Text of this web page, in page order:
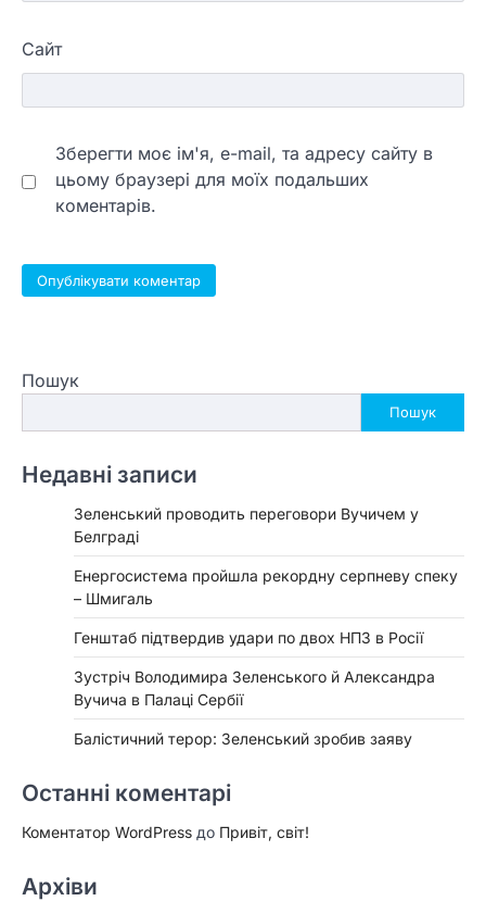
Сайт
Зберегти моє ім'я, e-mail, та адресу сайту в
цьому браузері для моїх подальших
коментарів.
Пошук
Пошук
Недавні записи
Зеленський проводить переговори Вучичем у
Белграді
Енергосистема пройшла рекордну серпневу спеку
– Шмигаль
Генштаб підтвердив удари по двох НПЗ в Росії
Зустріч Володимира Зеленського й Александра
Вучича в Палаці Сербії
Балістичний терор: Зеленський зробив заяву
Останні коментарі
Коментатор WordPress до Привіт, світ!
Архіви